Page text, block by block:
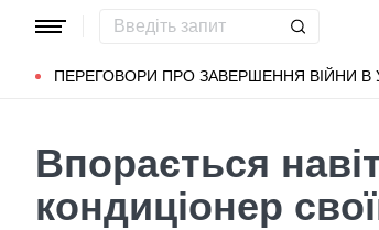
ПЕРЕГОВОРИ ПРО ЗАВЕРШЕННЯ ВІЙНИ В
Популярні запити Маріуполь Донбас
Впорається
кондиціонер